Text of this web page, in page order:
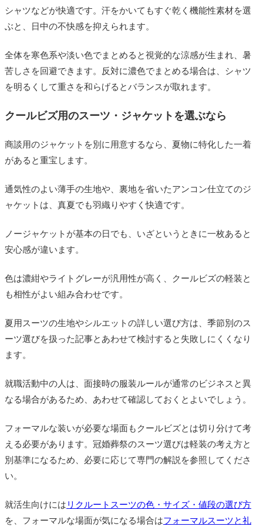
シャツなどが快適です。汗をかいてもすぐ乾く機能性素材を選
ぶと、日中の不快感を抑えられます。
全体を寒色系や淡い色でまとめると視覚的な涼感が生まれ、暑
苦しさを回避できます。反対に濃色でまとめる場合は、シャツ
を明るくして重さを和らげるとバランスが取れます。
クールビズ用のスーツ・ジャケットを選ぶなら
商談用のジャケットを別に用意するなら、夏物に特化した一着
があると重宝します。
通気性のよい薄手の生地や、裏地を省いたアンコン仕立てのジ
ャケットは、真夏でも羽織りやすく快適です。
ノージャケットが基本の日でも、いざというときに一枚あると
安心感が違います。
色は濃紺やライトグレーが汎用性が高く、クールビズの軽装と
も相性がよい組み合わせです。
夏用スーツの生地やシルエットの詳しい選び方は、季節別のス
ーツ選びを扱った記事とあわせて検討すると失敗しにくくなり
ます。
就職活動中の人は、面接時の服装ルールが通常のビジネスと異
なる場合があるため、あわせて確認しておくとよいでしょう。
フォーマルな装いが必要な場面もクールビズとは切り分けて考
える必要があります。冠婚葬祭のスーツ選びは軽装の考え方と
別基準になるため、必要に応じて専門の解説を参照してくださ
い。
就活生向けには リクルートスーツの色・サイズ・値段の選び方
を、フォーマルな場面が気になる場合はフォーマルスーツと礼